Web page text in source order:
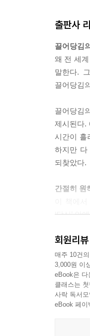
출판사
끌어당김
왜 전 세
말한다.
끌어당김
끌어당김
제시된다.
시간이 흘
하지만 다
되찾았다.
간절히 원
‘당신’ 안
이 강력한
않던 일을
고작 생각
소원을 이
이 책의
회원리뷰
매주 10건
3,000원 이
eBook은 다
클래스는
사락 독서
eBook 페이